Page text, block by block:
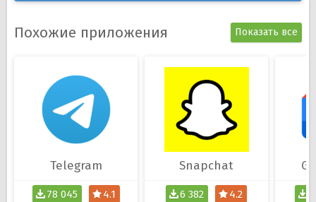
Похожие приложения Показать все
Telegram
78 045 4.1
Snapchat
6 382 4.2